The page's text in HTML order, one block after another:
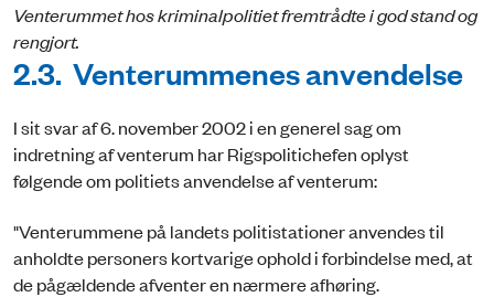
Venterummet hos kriminalpolitiet fremtrådte i god stand og
rengjort.
2.3. Venterummenes anvendelse
I sit svar af 6. november 2002 i en generel sag om
indretning af venterum har Rigspolitichefen oplyst
følgende om politiets anvendelse af venterum:
"Venterummene på landets politistationer anvendes til
anholdte personers kortvarige ophold i forbindelse med, at
de pågældende afventer en nærmere afhøring.